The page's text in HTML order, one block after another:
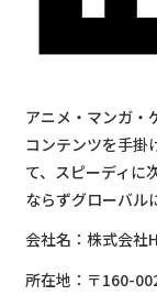
アニメ・マンガ・
コンテンツを手掛
て、スピーディに
ならずグローバル
会社名：株式会社
所在地：〒160-